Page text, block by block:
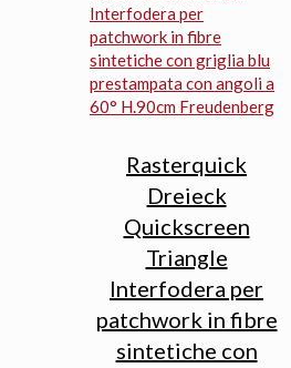
Rasterquick
Dreieck
Quickscreen
Triangle
Interfodera per
patchwork in fibre
sintetiche con